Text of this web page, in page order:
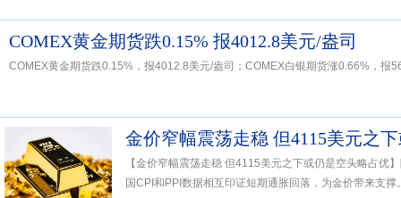
COMEX黄金期货跌0.15% 报4012.8美元/盎司
COMEX黄金期货跌0.15%，报4012.8美元/盎司；COMEX白银期货涨0.66%，报
金价窄幅震荡走稳 但4115美元之
【金价窄幅震荡走稳 但4115美元之下或仍是空头略占优
国CPI和PPI数据相互印证短期通胀回落，为金价带来支撑